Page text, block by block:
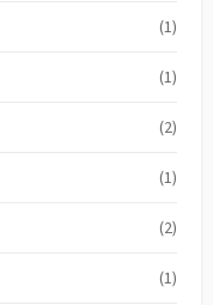
(1)
(1)
(2)
(1)
(2)
(1)